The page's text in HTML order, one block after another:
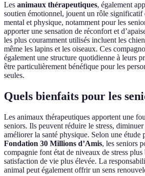
Les animaux thérapeutiques, également
soutien émotionnel, jouent un rôle significatif
mental et physique, notamment pour les
apporter une sensation de réconfort et
les plus couramment utilisés incluent les
même les lapins et les oiseaux. Ces
également une structure quotidienne à leurs
être particulièrement bénéfique pour les
seules.
Quels bienfaits pour les
Les animaux thérapeutiques apportent une
seniors. Ils peuvent réduire le stress,
améliorer la santé physique. Selon une étude
Fondation 30 Millions d’Amis, les seniors
compagnie font état de niveaux de stress plus
satisfaction de vie plus élevée. La
animal peut également offrir un sens